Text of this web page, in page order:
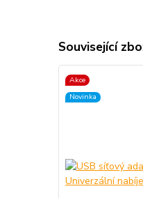
Související
Akce
Novinka